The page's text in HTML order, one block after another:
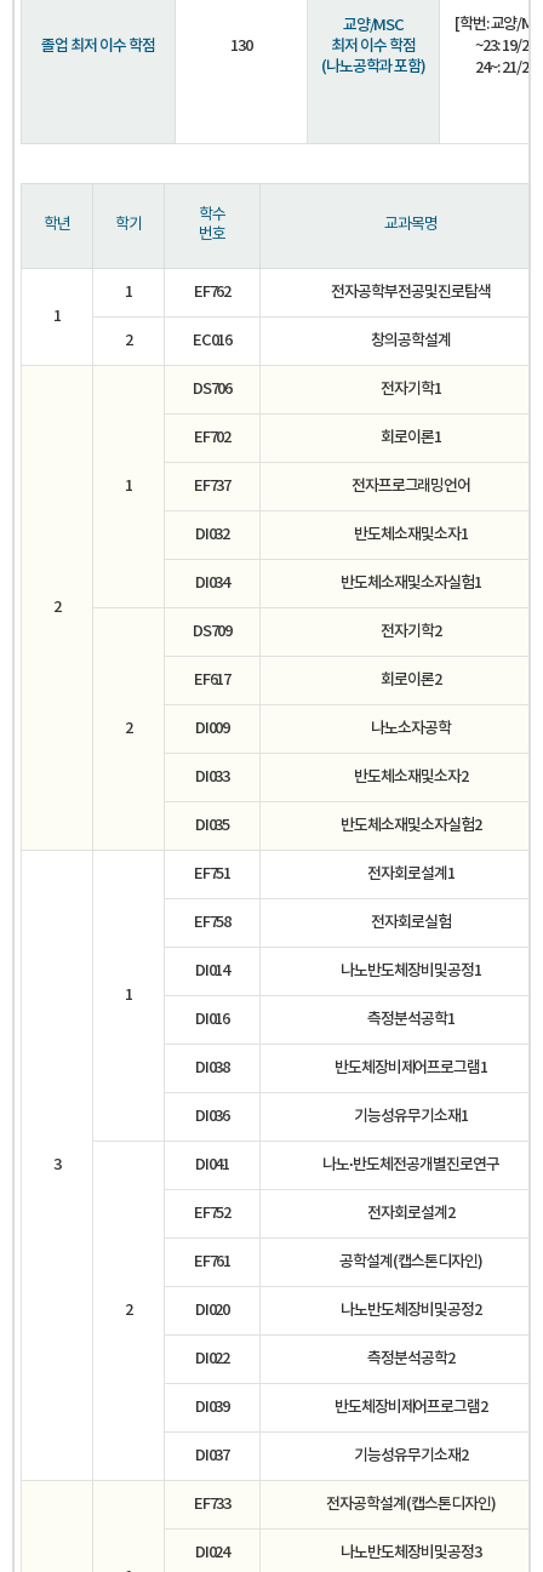
졸업 최저 이수 학점 130
교양/MSC
최저 이수 학점
(나노공학과 포함)
[학번: 교양/
~23: 19/21
24~: 21/21
학년 학기
학수
번호
교과목명
1
1 EF762 전자공학부전공및진로탐색
2 EC016 창의공학설계
2
1
DS706 전자기학1
EF702 회로이론1
EF737 전자프로그래밍언어
DI032 반도체소재및소자1
DI034 반도체소재및소자실험1
2
DS709 전자기학2
EF617 회로이론2
DI009 나노소자공학
DI033 반도체소재및소자2
DI035 반도체소재및소자실험2
3
1
EF751 전자회로설계1
EF758 전자회로실험
DI014 나노반도체장비및공정1
DI016 측정분석공학1
DI038 반도체장비제어프로그램1
DI036 기능성유무기소재1
2
DI041 나노·반도체전공개별진로연구
EF752 전자회로설계2
EF761 공학설계(캡스톤디자인)
DI020 나노반도체장비및공정2
DI022 측정분석공학2
DI039 반도체장비제어프로그램2
DI037 기능성유무기소재2
EF733 전자공학설계(캡스톤디자인)
DI024 나노반도체장비및공정3